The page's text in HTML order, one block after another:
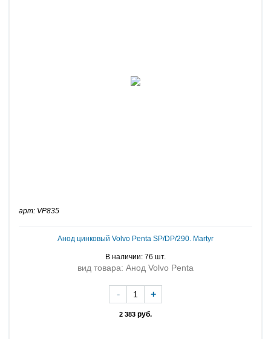
арт: VP835
Анод цинковый Volvo Penta SP/DP/290. Martyr
В наличии: 76 шт.
вид товара: Анод Volvo Penta
2 383 руб.
- +